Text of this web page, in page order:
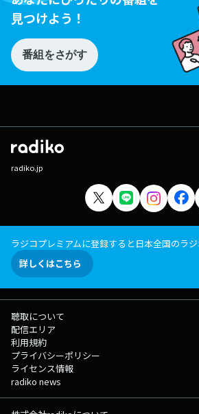
見つけよう！
番組をさがす
radiko.jp
ラジコプレミアムに登録すると日本全国のラ
詳しくはこちら
聴取について
配信エリア
利用規約
プライバシーポリシー
ライセンス情報
radiko news